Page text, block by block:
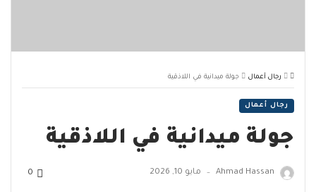
رجال أعمال جولة ميدانية في اللاذقية
رجال أعمال
جولة ميدانية في اللاذقية
Ahmad Hassan
— مايو 10, 2026 0